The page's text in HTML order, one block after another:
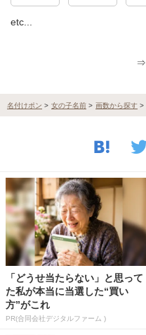
etc...
⇒
名付けポン > 女の子名前 > 画数から探す >
「どうせ当たらない」と思って
た私が本当に当選した“買い
方”がこれ
PR(合同会社デジタルファーム )